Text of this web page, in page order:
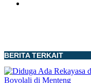
BERITA TERKAIT